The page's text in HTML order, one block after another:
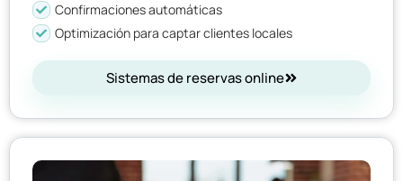
Confirmaciones automáticas
Optimización para captar clientes locales
Sistemas de reservas online